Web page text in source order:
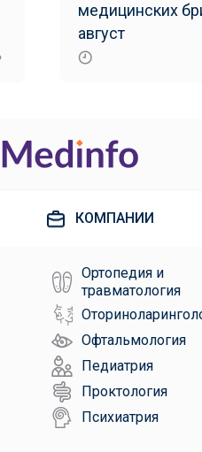
медицинских
август
КОМПАНИИ
Ортопедия и
травматология
Офтальмология
Педиатрия
Проктология
Психиатрия